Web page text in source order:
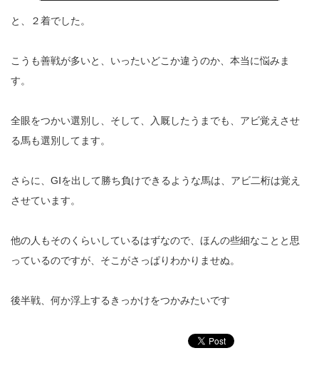
と、２着でした。
こうも善戦が多いと、いったいどこか違うのか、本当に悩みま
す。
全眼をつかい選別し、そして、入厩したうまでも、アビ覚えさせ
る馬も選別してます。
さらに、GⅠを出して勝ち負けできるような馬は、アビ二桁は覚え
させています。
他の人もそのくらいしているはずなので、ほんの些細なことと思
っているのですが、そこがさっぱりわかりませぬ。
後半戦、何か浮上するきっかけをつかみたいです